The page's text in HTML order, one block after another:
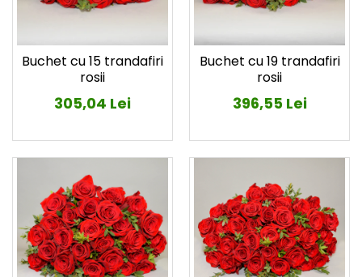
Buchet cu 15 trandafiri
rosii
305,04 Lei
Buchet cu 19 trandafiri
rosii
396,55 Lei